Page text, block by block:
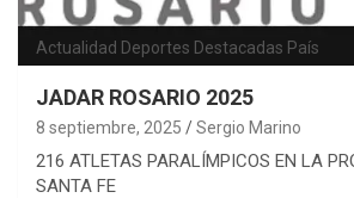
Actualidad Deportes Destacadas País
JADAR ROSARIO 2025
8 septiembre, 2025 Sergio Marino
216 ATLETAS PARALÍMPICOS EN LA
SANTA FE